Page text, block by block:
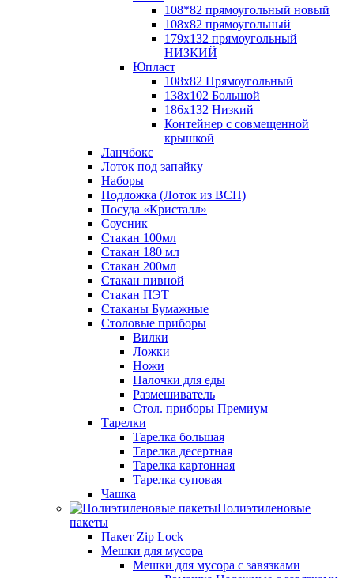
108*82 прямоугольный новый
108х82 прямоугольный
179х132 прямоугольный
НИЗКИЙ
Юпласт
108х82 Прямоугольный
138х102 Большой
186х132 Низкий
Контейнер с совмещенной
крышкой
Ланчбокс
Лоток под запайку
Наборы
Подложка (Лоток из ВСП)
Посуда «Кристалл»
Соусник
Стакан 100мл
Стакан 180 мл
Стакан 200мл
Стакан пивной
Стакан ПЭТ
Стаканы Бумажные
Столовые приборы
Вилки
Ложки
Ножи
Палочки для еды
Размешиватель
Стол. приборы Премиум
Тарелки
Тарелка большая
Тарелка десертная
Тарелка картонная
Тарелка суповая
Чашка
Полиэтиленовые
пакеты
Пакет Zip Lock
Мешки для мусора
Мешки для мусора с завязками